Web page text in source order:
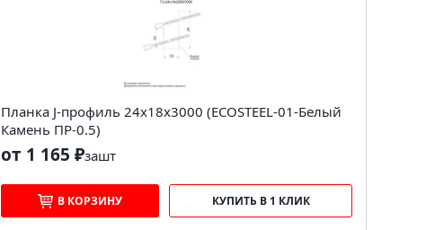
Планка J-профиль 24х18х3000 (ECOSTEEL-01-Белый
Камень ПР-0.5)
от 1 165 ₽зашт
В КОРЗИНУ КУПИТЬ В 1 КЛИК